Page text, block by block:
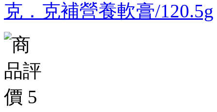
克．克補營養軟膏/120.5g